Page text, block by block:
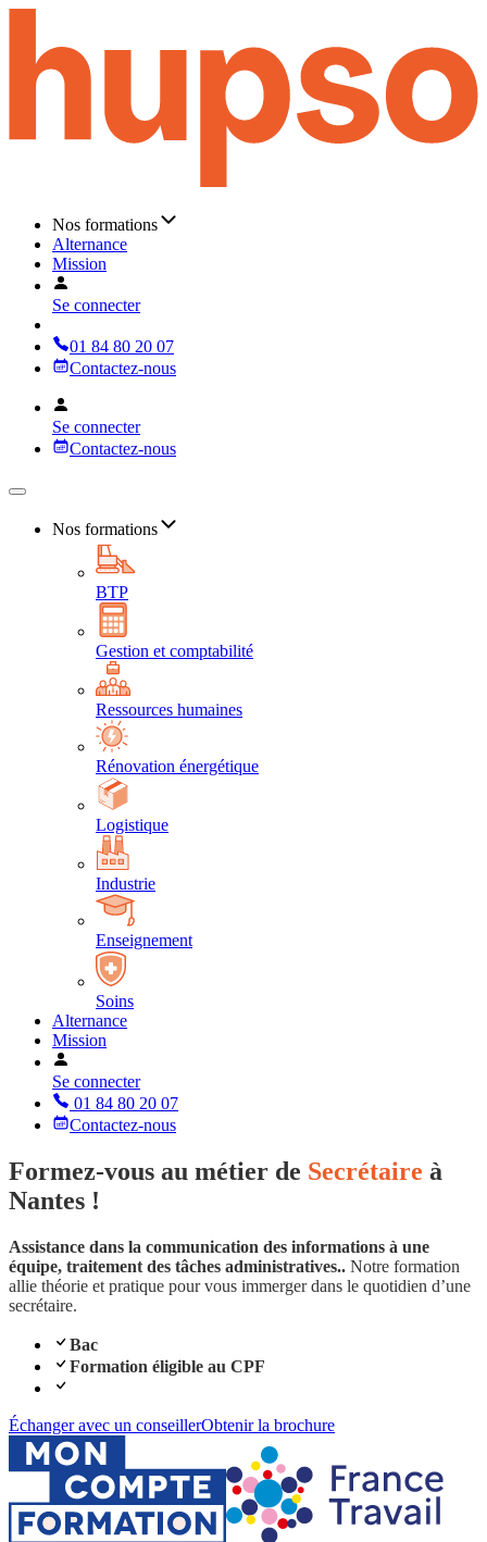
Nos formations
Alternance
Mission
Se connecter
01 84 80 20 07
Contactez-nous
Se connecter
Contactez-nous
Nos formations
BTP
Gestion et comptabilité
Ressources humaines
Rénovation énergétique
Logistique
Industrie
Enseignement
Soins
Alternance
Mission
Se connecter
01 84 80 20 07
Contactez-nous
Formez-vous au métier de Secrétaire à
Nantes !
Assistance dans la communication des informations à une
équipe, traitement des tâches administratives.. Notre formation
allie théorie et pratique pour vous immerger dans le quotidien d’une
secrétaire.
Bac
Formation éligible au CPF
Échanger avec un conseillerObtenir la brochure